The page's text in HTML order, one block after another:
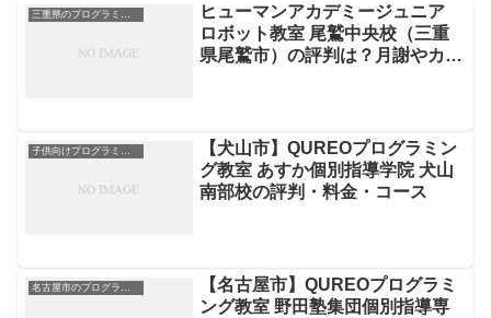
ヒューマンアカデミージュニア
ロボット教室 尾鷲中央校（三重
県尾鷲市）の評判は？月謝やカリ
子供向けプログラミングスクール
【犬山市】QUREOプログラミン
グ教室 あすか個別指導学院 犬山
南部校の評判・料金・コース
名古屋市のプログラミングスクール
【名古屋市】QUREOプログラミ
ング教室 野田塾集団個別指導専